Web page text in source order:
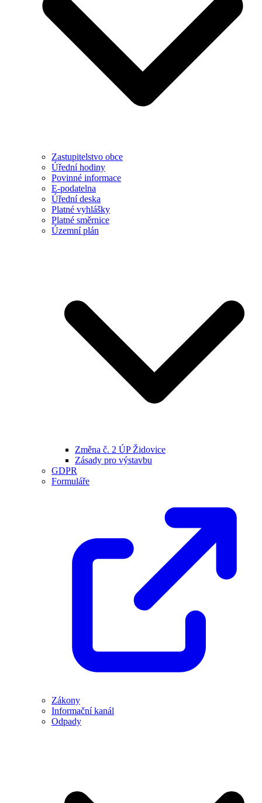
Zastupitelstvo obce
Úřední hodiny
Povinné informace
E-podatelna
Úřední deska
Platné vyhlášky
Platné směrnice
Územní plán
Změna č. 2 ÚP Židovice
Zásady pro výstavbu
GDPR
Formuláře
Zákony
Informační kanál
Odpady